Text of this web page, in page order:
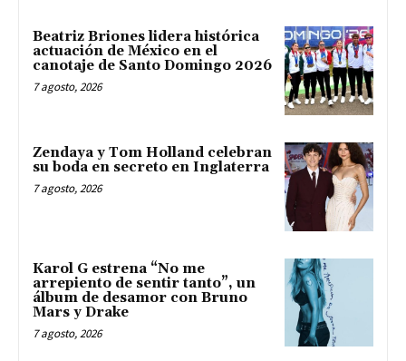
Beatriz Briones lidera histórica
actuación de México en el
canotaje de Santo Domingo 2026
7 agosto, 2026
Zendaya y Tom Holland celebran
su boda en secreto en Inglaterra
7 agosto, 2026
Karol G estrena “No me
arrepiento de sentir tanto”, un
álbum de desamor con Bruno
Mars y Drake
7 agosto, 2026